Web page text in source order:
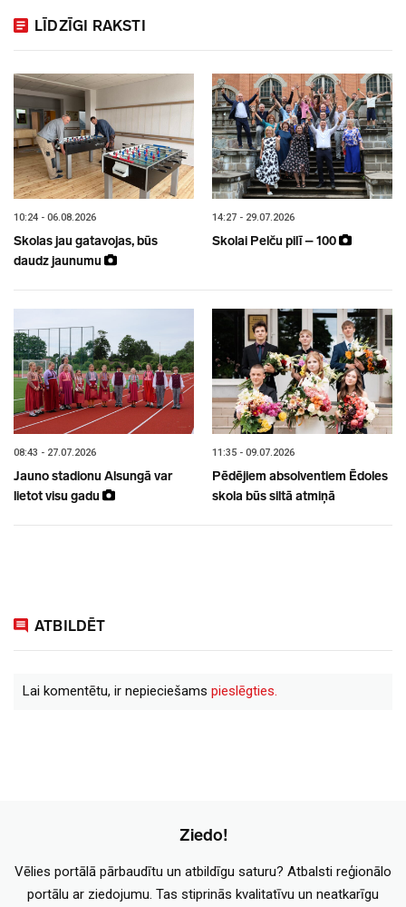
LĪDZĪGI RAKSTI
10:24 - 06.08.2026
Skolas jau gatavojas, būs
daudz jaunumu
14:27 - 29.07.2026
Skolai Pelču pilī – 100
08:43 - 27.07.2026
Jauno stadionu Alsungā var
lietot visu gadu
11:35 - 09.07.2026
Pēdējiem absolventiem Ēdoles
skola būs siltā atmiņā
ATBILDĒT
Lai komentētu, ir nepieciešams pieslēgties.
Ziedo!
Vēlies portālā pārbaudītu un atbildīgu saturu? Atbalsti reģionālo
portālu ar ziedojumu. Tas stiprinās kvalitatīvu un neatkarīgu